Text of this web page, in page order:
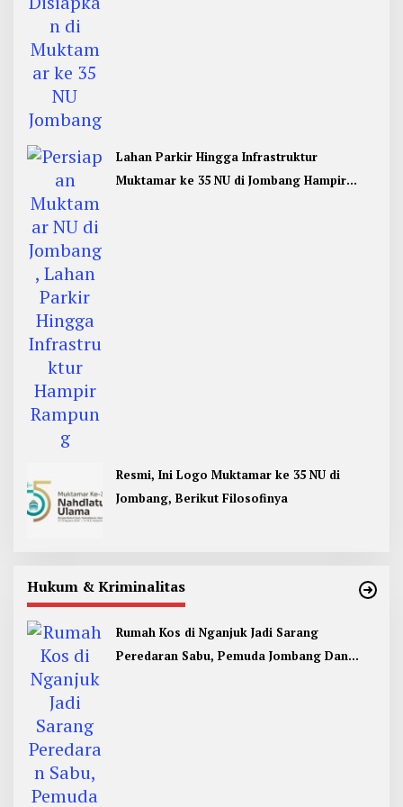
Lahan Parkir Hingga Infrastruktur
Muktamar ke 35 NU di Jombang Hampir
Resmi, Ini Logo Muktamar ke 35 NU di
Jombang, Berikut Filosofinya
Hukum & Kriminalitas
Rumah Kos di Nganjuk Jadi Sarang
Peredaran Sabu, Pemuda Jombang Dan